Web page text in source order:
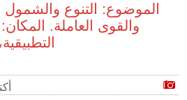
الموضوع: التنوع والشمول
والقوى العاملة.